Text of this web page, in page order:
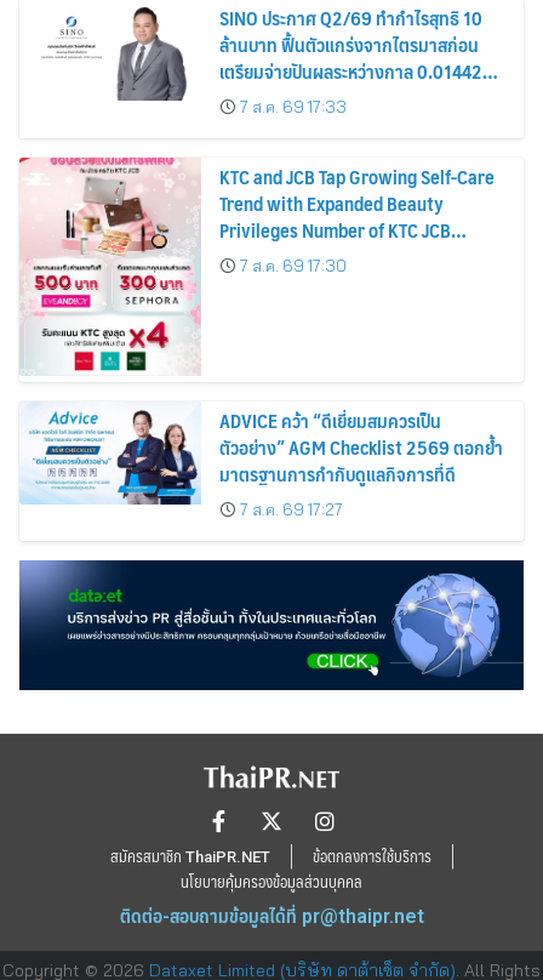
SINO ประกาศ Q2/69 ทำกำไรสุทธิ 10
ล้านบาท ฟื้นตัวแกร่งจากไตรมาสก่อน
เตรียมจ่ายปันผลระหว่างกาล 0.014423
บาทต่อหุ้น ครึ่งปีหลังมุ่งเติบโตต่อเนื่อง
7 ส.ค. 69 17:33
KTC and JCB Tap Growing Self-Care
Trend with Expanded Beauty
Privileges Number of KTC JCB
Cardmembers Spending on
Cosmetics Rises 26%
7 ส.ค. 69 17:30
ADVICE คว้า “ดีเยี่ยมสมควรเป็น
ตัวอย่าง” AGM Checklist 2569 ตอกย้ำ
มาตรฐานการกำกับดูแลกิจการที่ดี
7 ส.ค. 69 17:27
สมัครสมาชิก ThaiPR.NET
ข้อตกลงการใช้บริการ
นโยบายคุ้มครองข้อมูลส่วนบุคคล
ติดต่อ-สอบถามข้อมูลได้ที่ pr@thaipr.net
Copyright © 2026 Dataxet Limited (บริษัท ดาต้าเซ็ต จำกัด). All Rights